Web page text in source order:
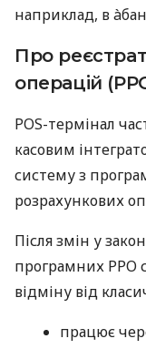
наприклад, в
Про
операцій
POS-термінал
касовим
систему з
розрахункових
Після змін у
програмних РРО
відміну від
працює